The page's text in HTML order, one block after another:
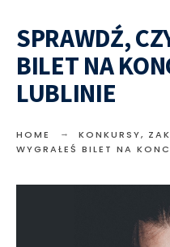
SPRAWDŹ,
BILET NA
LUBLINIE
HOME KONKURSY,
WYGRAŁEŚ BILET NA